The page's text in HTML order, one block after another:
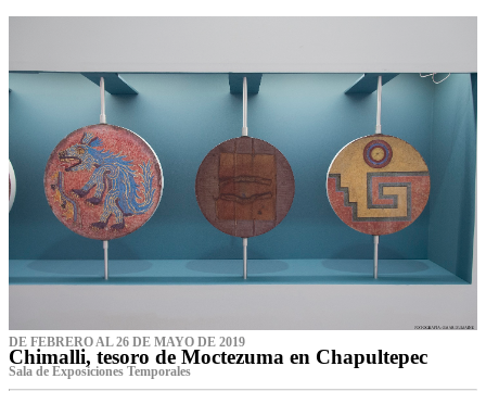
DE FEBRERO AL 26 DE MAYO DE 2019
Chimalli, tesoro de Moctezuma en Chapultepec
Sala de Exposiciones Temporales